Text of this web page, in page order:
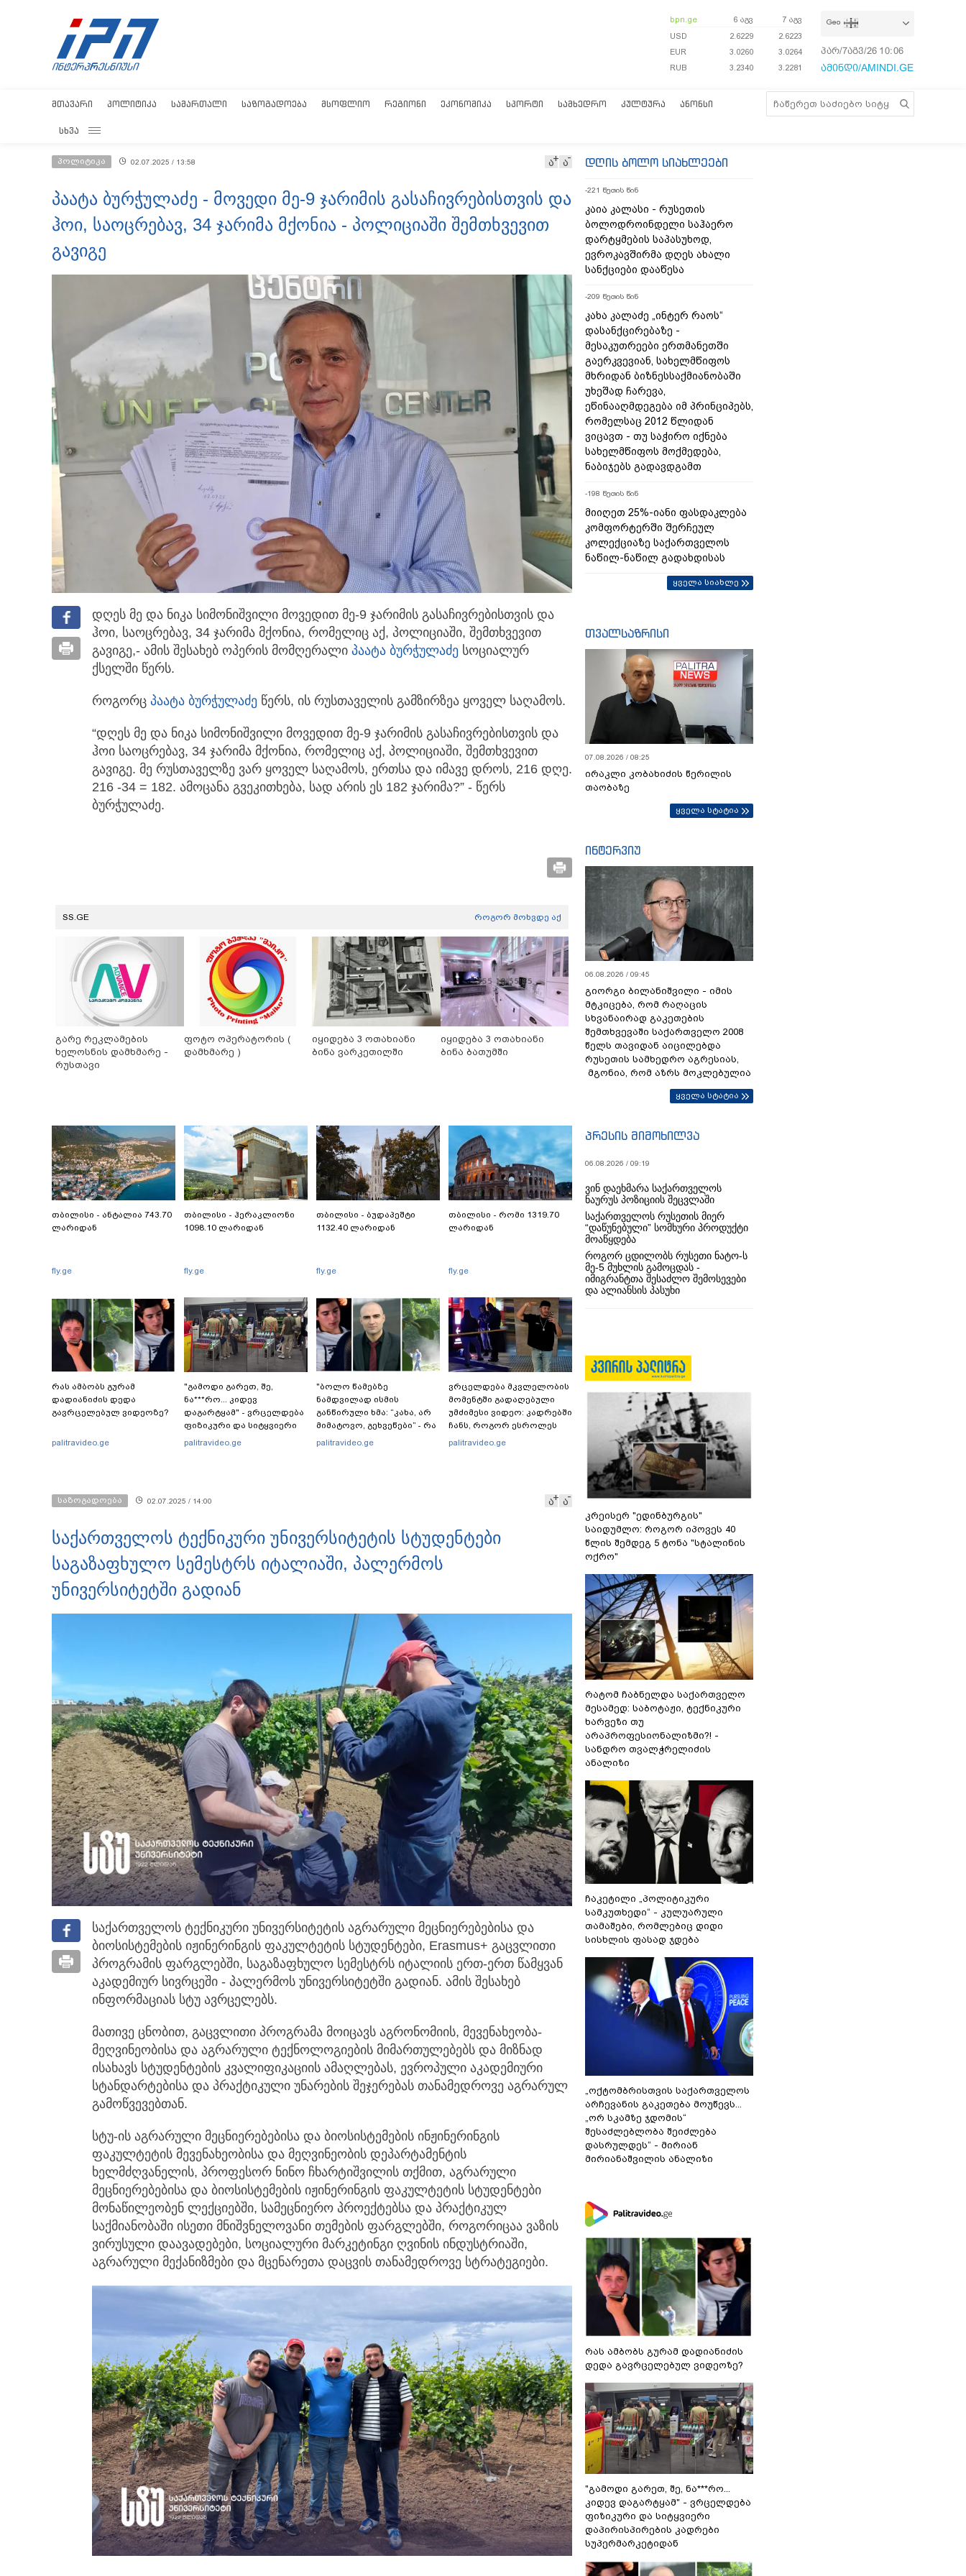
bpn.ge 6 აგვ
7 აგვ
USD
2.6229
2.6223
EUR
3.0260
3.0264
RUB
3.2340 3.2281
Geo
პარ/7აგვ/26 10:06:43
ამინდი/AMINDI.GE
ᲛᲗᲐᲕᲐᲠᲘ ᲞᲝᲚᲘᲢᲘᲙᲐ ᲡᲐᲛᲐᲠᲗᲐᲚᲘ ᲡᲐᲖᲝᲒᲐᲓᲝᲔᲑᲐ ᲛᲡᲝᲤᲚᲘᲝ ᲠᲔᲒᲘᲝᲜᲘ ᲔᲙᲝᲜᲝᲛᲘᲙᲐ ᲡᲞᲝᲠᲢᲘ ᲡᲐᲛᲮᲔᲓᲠᲝ ᲙᲣᲚᲢᲣᲠᲐ ᲐᲜᲝᲜᲡᲘ
ᲡᲮᲕᲐ
პოლიტიკა 02.07.2025 / 13:58 ა ა
პაატა ბურჭულაძე - მოვედი მე-9 ჯარიმის გასაჩივრებისთვის და
ჰოი, საოცრებავ, 34 ჯარიმა მქონია - პოლიციაში შემთხვევით
გავიგე
დღეს მე და ნიკა სიმონიშვილი მოვედით მე-9 ჯარიმის გასაჩივრებისთვის და
ჰოი, საოცრებავ, 34 ჯარიმა მქონია, რომელიც აქ, პოლიციაში, შემთხვევით
გავიგე,- ამის შესახებ ოპერის მომღერალი პაატა ბურჭულაძე სოციალურ
ქსელში წერს.
როგორც პაატა ბურჭულაძე წერს, ის რუსთაველის გამზირზეა ყოველ საღამოს.
“დღეს მე და ნიკა სიმონიშვილი მოვედით მე-9 ჯარიმის გასაჩივრებისთვის და
ჰოი საოცრებავ, 34 ჯარიმა მქონია, რომელიც აქ, პოლიციაში, შემთხვევით
გავიგე. მე რუსთაველზე ვარ ყოველ საღამოს, ერთსა და იმავე დროს, 216 დღე.
216 -34 = 182. ამოცანა გვეკითხება, სად არის ეს 182 ჯარიმა?” - წერს
ბურჭულაძე.
SS.GE როგორ მოხვდე აქ
გარე რეკლამების
ხელოსნის დამხმარე -
რუსთავი
ფოტო ოპერატორის (
დამხმარე )
იყიდება 3 ოთახიანი
ბინა ვარკეთილში
იყიდება 3 ოთახიანი
ბინა ბათუმში
თბილისი - ანტალია 743.70
ლარიდან
fly.ge
თბილისი - ჰერაკლიონი
1098.10 ლარიდან
fly.ge
თბილისი - ბუდაპეშტი
1132.40 ლარიდან
fly.ge
თბილისი - რომი 1319.70
ლარიდან
fly.ge
რას ამბობს გურამ
დადიანიძის დედა
გავრცელებულ ვიდეოზე?
palitravideo.ge
"გამოდი გარეთ, შე,
ნა***რო... კიდევ
დაგარტყამ" - ვრცელდება
ფიზიკური და სიტყვიერი
დაპირისპირების კადრები
palitravideo.ge
"ბოლო წამებზე
ნამდვილად ისმის
განწირული ხმა: “კახა, არ
მიმატოვო, გეხვეწები” - რა
წერს და რა ვიდეოს
palitravideo.ge
ვრცელდება მკვლელობის
მომენტში გადაღებული
უმძიმესი ვიდეო: კადრებში
ჩანს, როგორ ესროლეს
ცნობილ "ტიკტოკერს"
palitravideo.ge
საზოგადოება 02.07.2025 / 14:00 ა ა
საქართველოს ტექნიკური უნივერსიტეტის სტუდენტები
საგაზაფხულო სემესტრს იტალიაში, პალერმოს
უნივერსიტეტში გადიან
საქართველოს ტექნიკური უნივერსიტეტის აგრარული მეცნიერებებისა და
ბიოსისტემების იჟინერინგის ფაკულტეტის სტუდენტები, Erasmus+ გაცვლითი
პროგრამის ფარგლებში, საგაზაფხულო სემესტრს იტალიის ერთ-ერთ წამყვან
აკადემიურ სივრცეში - პალერმოს უნივერსიტეტში გადიან. ამის შესახებ
ინფორმაციას სტუ ავრცელებს.
მათივე ცნობით, გაცვლითი პროგრამა მოიცავს აგრონომიის, მევენახეობა-
მეღვინეობისა და აგრარული ტექნოლოგიების მიმართულებებს და მიზნად
ისახავს სტუდენტების კვალიფიკაციის ამაღლებას, ევროპული აკადემიური
სტანდარტებისა და პრაქტიკული უნარების შეჯერებას თანამედროვე აგრარულ
გამოწვევებთან.
სტუ-ის აგრარული მეცნიერებებისა და ბიოსისტემების ინჟინერინგის
ფაკულტეტის მევენახეობისა და მეღვინეობის დეპარტამენტის
ხელმძღვანელის, პროფესორ ნინო ჩხარტიშვილის თქმით, აგრარული
მეცნიერებებისა და ბიოსისტემების იჟინერინგის ფაკულტეტის სტუდენტები
მონაწილეობენ ლექციებში, სამეცნიერო პროექტებსა და პრაქტიკულ
საქმიანობაში ისეთი მნიშვნელოვანი თემების ფარგლებში, როგორიცაა ვაზის
ვირუსული დაავადებები, სოციალური მარკეტინგი ღვინის ინდუსტრიაში,
აგრარული მექანიზმები და მცენარეთა დაცვის თანამედროვე სტრატეგიები.
დღის ბოლო სიახლეები
-221 წუთის წინ
კაია კალასი - რუსეთის
ბოლოდროინდელი საჰაერო
დარტყმების საპასუხოდ,
ევროკავშირმა დღეს ახალი
სანქციები დააწესა
-209 წუთის წინ
კახა კალაძე „ინტერ რაოს“
დასანქცირებაზე -
მესაკუთრეები ერთმანეთში
გაერკვევიან, სახელმწიფოს
მხრიდან ბიზნესსაქმიანობაში
უხეშად ჩარევა,
ეწინააღმდეგება იმ პრინციპებს,
რომელსაც 2012 წლიდან
ვიცავთ - თუ საჭირო იქნება
სახელმწიფოს მოქმედება,
ნაბიჯებს გადავდგამთ
-198 წუთის წინ
მიიღეთ 25%-იანი ფასდაკლება
კომფორტერში შერჩეულ
კოლექციაზე საქართველოს
ნაწილ-ნაწილ გადახდისას
ყველა სიახლე
თვალსაზრისი
07.08.2026 / 08:25
ირაკლი კობახიძის წერილის
თაობაზე
ყველა სტატია
ინტერვიუ
06.08.2026 / 09:45
გიორგი ბილანიშვილი - იმის
მტკიცება, რომ რაღაცის
სხვანაირად გაკეთების
შემთხვევაში საქართველო 2008
წელს თავიდან აიცილებდა
რუსეთის სამხედრო აგრესიას,
მგონია, რომ აზრს მოკლებულია
ყველა სტატია
პრესის მიმოხილვა
06.08.2026 / 09:19
ვინ დაეხმარა საქართველოს
ნაურუს პოზიციის შეცვლაში
საქართველოს რუსეთის მიერ
“დაწუნებული” სომხური პროდუქტი
მოაწყდება
როგორ ცდილობს რუსეთი ნატო-ს
მე-5 მუხლის გამოცდას -
იმიგრანტთა შესაძლო შემოსევები
და ალიანსის პასუხი
კრეისერ "ედინბურგის"
საიდუმლო: როგორ იპოვეს 40
წლის შემდეგ 5 ტონა "სტალინის
ოქრო"
რატომ ჩაბნელდა საქართველო
მესამედ: საბოტაჟი, ტექნიკური
ხარვეზი თუ
არაპროფესიონალიზმი?! -
სანდრო თვალჭრელიძის
ანალიზი
ჩაკეტილი „პოლიტიკური
სამკუთხედი“ - კულუარული
თამაშები, რომლებიც დიდი
სისხლის ფასად ჯდება
„ოქტომბრისთვის საქართველოს
არჩევანის გაკეთება მოუწევს...
„ორ სკამზე ჯდომის“
შესაძლებლობა შეიძლება
დასრულდეს“ - მირიან
მირიანაშვილის ანალიზი
რას ამბობს გურამ დადიანიძის
დედა გავრცელებულ ვიდეოზე?
"გამოდი გარეთ, შე, ნა***რო...
კიდევ დაგარტყამ" - ვრცელდება
ფიზიკური და სიტყვიერი
დაპირისპირების კადრები
სუპერმარკეტიდან